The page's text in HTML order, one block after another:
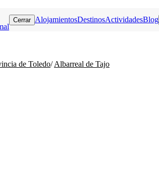
Cerrar AlojamientosDestinosActividadesBlog
de Toledo/ Albarreal de Tajo